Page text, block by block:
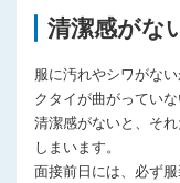
清潔感がな
服に汚れやシワがな
クタイが曲がってい
清潔感がないと、そ
しまいます。
面接前日には、必ず